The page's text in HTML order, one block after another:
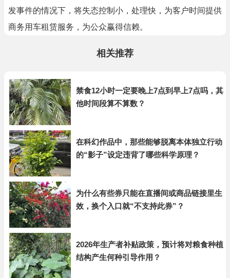
发事件的情况下，将失态控制小，处理快，为客户时间提供
商务用车租赁服务，为公众赢得信赖。
相关推荐
禁食12小时一定要晚上7点到早上7点吗，其
他时间段算不算数？
在科幻作品中，那些能够脱离本体独立行动
的“影子”设定违背了哪些科学原理？
为什么有些券只能在直播间或商品链接里生
效，换个入口就“不支持此券”？
2026年生产者补贴政策，预计将对粮食种植
结构产生何种引导作用？